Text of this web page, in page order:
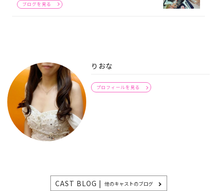
ブログを見る
りおな
プロフィールを見る
CAST BLOG | 他のキャストのブログ